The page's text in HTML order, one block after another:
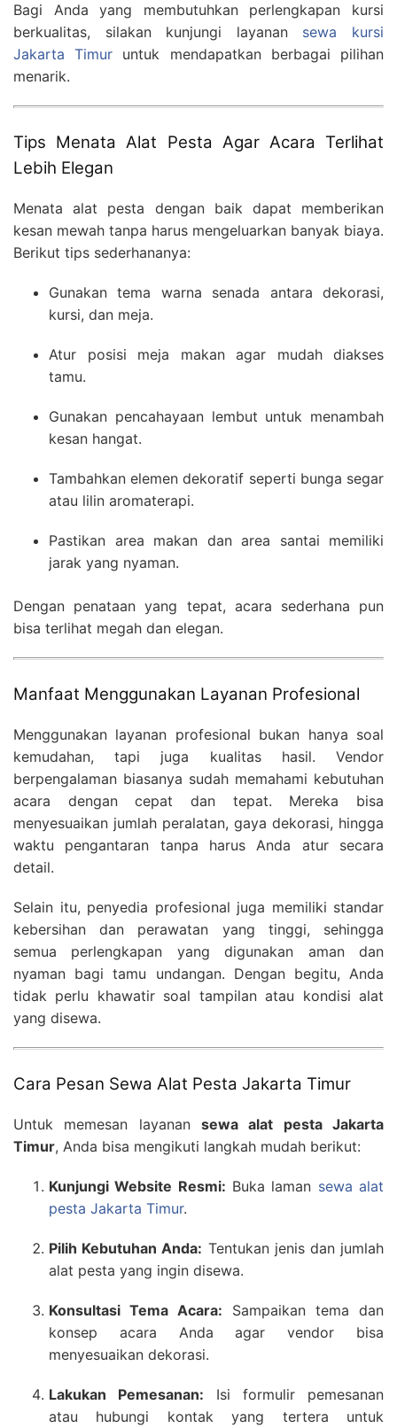
Bagi Anda yang membutuhkan perlengkapan kursi
berkualitas, silakan kunjungi layanan sewa kursi
Jakarta Timur untuk mendapatkan berbagai pilihan
menarik.
Tips Menata Alat Pesta Agar Acara Terlihat
Lebih Elegan
Menata alat pesta dengan baik dapat memberikan
kesan mewah tanpa harus mengeluarkan banyak biaya.
Berikut tips sederhananya:
Gunakan tema warna senada antara dekorasi,
kursi, dan meja.
Atur posisi meja makan agar mudah diakses
tamu.
Gunakan pencahayaan lembut untuk menambah
kesan hangat.
Tambahkan elemen dekoratif seperti bunga segar
atau lilin aromaterapi.
Pastikan area makan dan area santai memiliki
jarak yang nyaman.
Dengan penataan yang tepat, acara sederhana pun
bisa terlihat megah dan elegan.
Manfaat Menggunakan Layanan Profesional
Menggunakan layanan profesional bukan hanya soal
kemudahan, tapi juga kualitas hasil. Vendor
berpengalaman biasanya sudah memahami kebutuhan
acara dengan cepat dan tepat. Mereka bisa
menyesuaikan jumlah peralatan, gaya dekorasi, hingga
waktu pengantaran tanpa harus Anda atur secara
detail.
Selain itu, penyedia profesional juga memiliki standar
kebersihan dan perawatan yang tinggi, sehingga
semua perlengkapan yang digunakan aman dan
nyaman bagi tamu undangan. Dengan begitu, Anda
tidak perlu khawatir soal tampilan atau kondisi alat
yang disewa.
Cara Pesan Sewa Alat Pesta Jakarta Timur
Untuk memesan layanan sewa alat pesta Jakarta
Timur, Anda bisa mengikuti langkah mudah berikut:
Kunjungi Website Resmi: Buka laman sewa alat
pesta Jakarta Timur.
Pilih Kebutuhan Anda: Tentukan jenis dan jumlah
alat pesta yang ingin disewa.
Konsultasi Tema Acara: Sampaikan tema dan
konsep acara Anda agar vendor bisa
menyesuaikan dekorasi.
Lakukan Pemesanan: Isi formulir pemesanan
atau hubungi kontak yang tertera untuk